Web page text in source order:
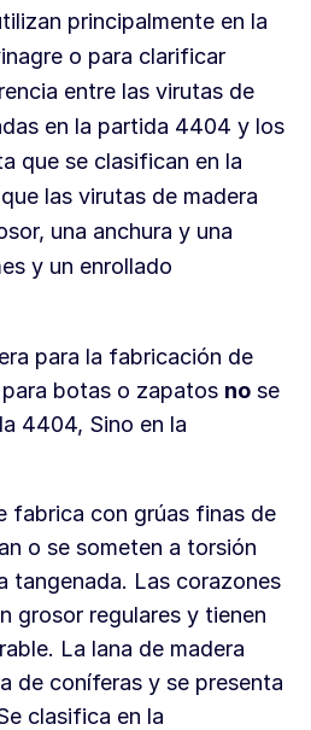
principalmente en la
o para clarificar
entre las virutas de
en la partida 4404 y los
que se clasifican en la
las virutas de madera
una anchura y una
y un enrollado
para la fabricación de
botas o zapatos no se
4404, Sino en la
fabrica con grúas finas de
o se someten a torsión
tangenada. Las corazones
grosor regulares y tienen
La lana de madera
de coníferas y se presenta
clasifica en la